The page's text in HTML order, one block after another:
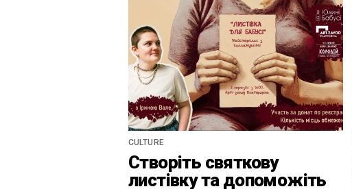
CULTURE
Створіть святкову
листівку та допоможіть